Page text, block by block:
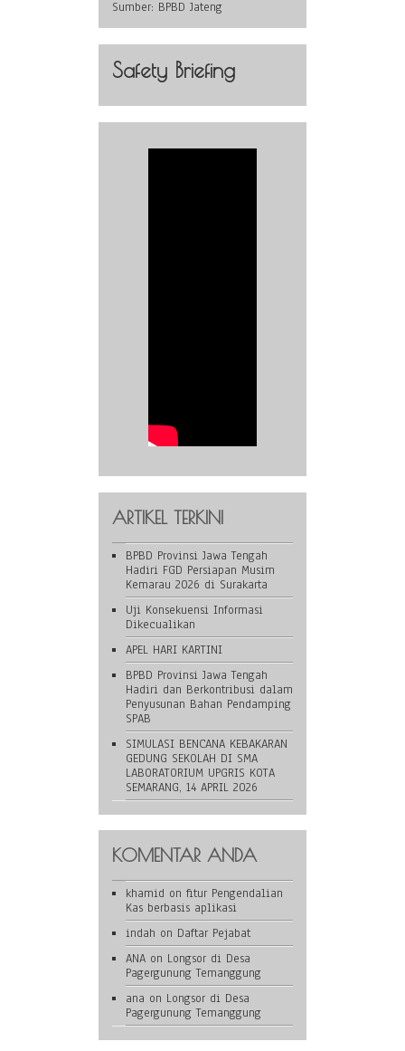
Sumber: BPBD Jateng
Safety Briefing
ARTIKEL TERKINI
BPBD Provinsi Jawa Tengah
Hadiri FGD Persiapan Musim
Kemarau 2026 di Surakarta
Uji Konsekuensi Informasi
Dikecualikan
APEL HARI KARTINI
BPBD Provinsi Jawa Tengah
Hadiri dan Berkontribusi dalam
Penyusunan Bahan Pendamping
SPAB
SIMULASI BENCANA KEBAKARAN
GEDUNG SEKOLAH DI SMA
LABORATORIUM UPGRIS KOTA
SEMARANG, 14 APRIL 2026
KOMENTAR ANDA
khamid on fitur Pengendalian
Kas berbasis aplikasi
indah on Daftar Pejabat
ANA on Longsor di Desa
Pagergunung Temanggung
ana on Longsor di Desa
Pagergunung Temanggung